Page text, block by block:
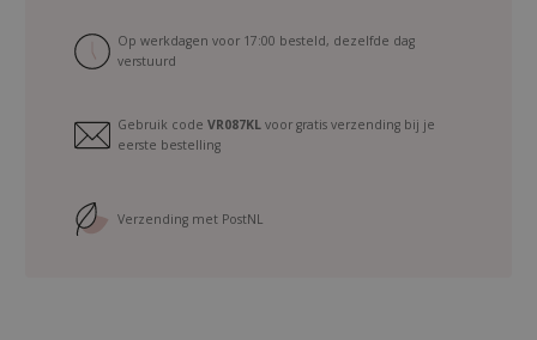
Op werkdagen voor 17:00 besteld, dezelfde dag
verstuurd
Gebruik code VR087KL voor gratis verzending bij je
eerste bestelling
Verzending met PostNL